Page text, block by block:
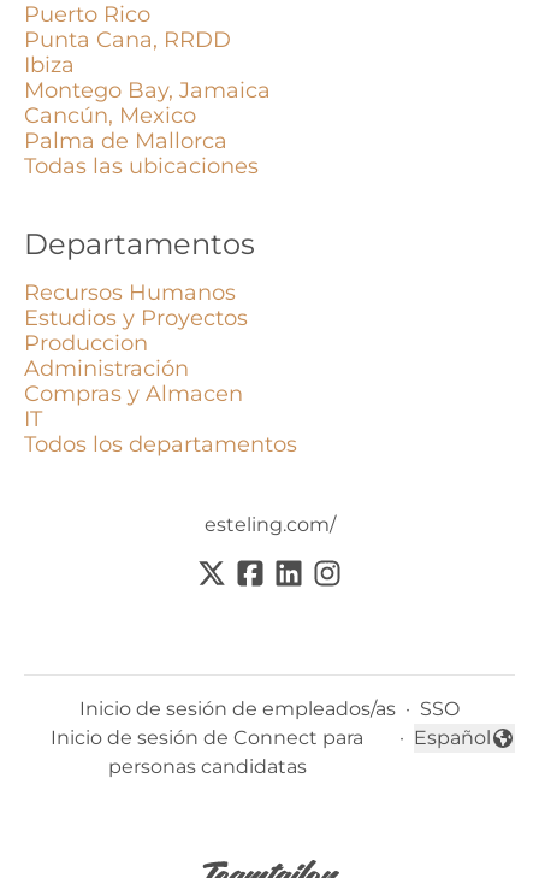
Puerto Rico
Punta Cana, RRDD
Ibiza
Montego Bay, Jamaica
Cancún, Mexico
Palma de Mallorca
Todas las ubicaciones
Departamentos
Recursos Humanos
Estudios y Proyectos
Produccion
Administración
Compras y Almacen
IT
Todos los departamentos
esteling.com/
Inicio de sesión de empleados/as · SSO
Inicio de sesión de Connect para
personas candidatas
·
Cambiar
Español